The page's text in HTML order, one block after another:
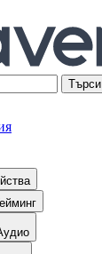
Търси